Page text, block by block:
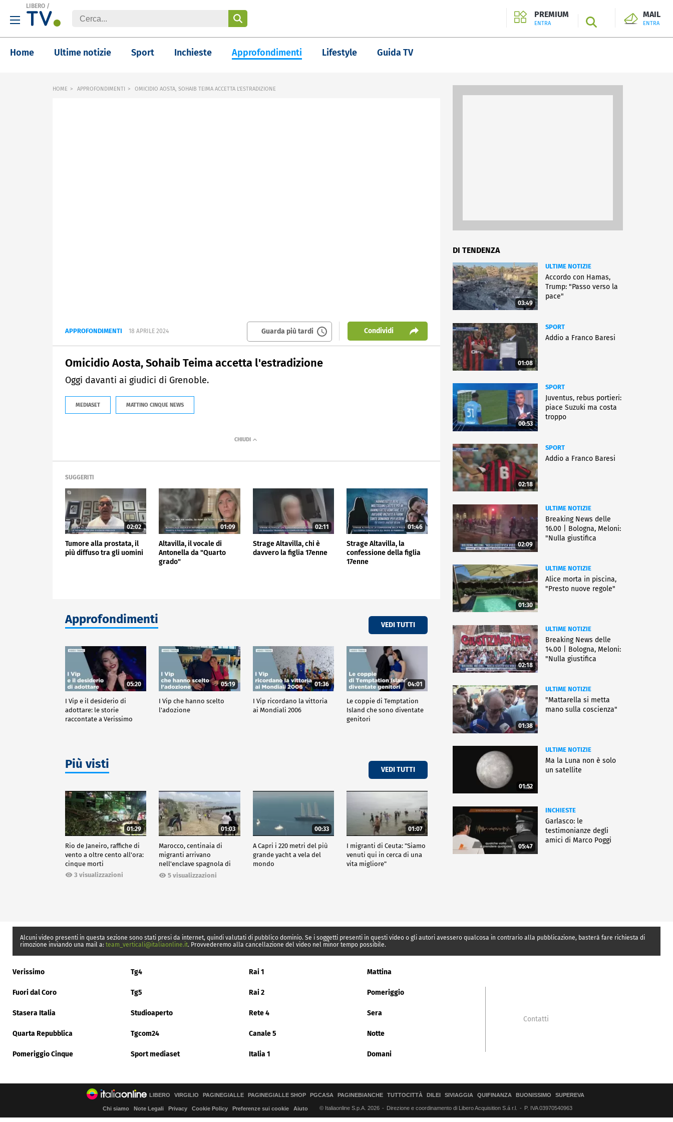
LIBERO /
PREMIUM
ENTRA SEARCH
MAIL
ENTRA
Home Ultime notizie Sport Inchieste Approfondimenti Lifestyle Guida TV
HOME APPROFONDIMENTI OMICIDIO AOSTA, SOHAIB TEIMA ACCETTA L'ESTRADIZIONE
APPROFONDIMENTI 18 APRILE 2024 Guarda più tardi Condividi
Omicidio Aosta, Sohaib Teima accetta l'estradizione
Oggi davanti ai giudici di Grenoble.
MEDIASET MATTINO CINQUE NEWS
SUGGERITI
02:02
Tumore alla prostata, il
più diffuso tra gli uomini
01:09
Altavilla, il vocale di
Antonella da "Quarto
grado"
02:11
Strage Altavilla, chi è
davvero la figlia 17enne
01:46
Strage Altavilla, la
confessione della figlia
17enne
Approfondimenti VEDI TUTTI
05:20
I Vip e il desiderio di
adottare: le storie
raccontate a Verissimo
05:19
I Vip che hanno scelto
l'adozione
01:36
I Vip ricordano la vittoria
ai Mondiali 2006
04:01
Le coppie di Temptation
Island che sono diventate
genitori
Più visti VEDI TUTTI
01:29
Rio de Janeiro, raffiche di
vento a oltre cento all'ora:
cinque morti
3 visualizzazioni
01:03
Marocco, centinaia di
migranti arrivano
nell'enclave spagnola di
Ceuta5 visualizzazioni
00:33
A Capri i 220 metri del più
grande yacht a vela del
mondo
01:07
I migranti di Ceuta: "Siamo
venuti qui in cerca di una
vita migliore"
DI TENDENZA
03:49
ULTIME NOTIZIE
Accordo con Hamas,
Trump: "Passo verso la
pace"
01:08
SPORT
Addio a Franco Baresi
00:53
SPORT
Juventus, rebus portieri:
piace Suzuki ma costa
troppo
02:18
SPORT
Addio a Franco Baresi
02:09
ULTIME NOTIZIE
Breaking News delle
16.00 | Bologna, Meloni:
"Nulla giustifica
01:30
ULTIME NOTIZIE
Alice morta in piscina,
"Presto nuove regole"
02:18
ULTIME NOTIZIE
Breaking News delle
14.00 | Bologna, Meloni:
"Nulla giustifica
01:38
ULTIME NOTIZIE
"Mattarella si metta
mano sulla coscienza"
01:52
ULTIME NOTIZIE
Ma la Luna non è solo
un satellite
05:47
INCHIESTE
Garlasco: le
testimonianze degli
amici di Marco Poggi
Alcuni video presenti in questa sezione sono stati presi da internet, quindi valutati di pubblico dominio. Se i soggetti presenti in questi video o gli autori avessero qualcosa in contrario alla pubblicazione, basterà fare richiesta di
rimozione inviando una mail a: team_verticali@italiaonline.it. Provvederemo alla cancellazione del video nel minor tempo possibile.
Verissimo Tg4 Rai 1 Mattina
Fuori dal Coro Tg5 Rai 2 Pomeriggio
Stasera Italia Studioaperto Rete 4 Sera
Quarta Repubblica Tgcom24 Canale 5 Notte
Pomeriggio Cinque Sport mediaset Italia 1 Domani
Contatti
LIBERO VIRGILIO PAGINEGIALLE PAGINEGIALLE SHOP PGCASA PAGINEBIANCHE TUTTOCITTÀ DILEI SIVIAGGIA QUIFINANZA BUONISSIMO SUPEREVA
Chi siamo Note Legali Privacy Cookie Policy Preferenze sui cookie Aiuto © Italiaonline S.p.A. 2026 Direzione e coordinamento di Libero Acquisition S.á r.l. P. IVA 03970540963